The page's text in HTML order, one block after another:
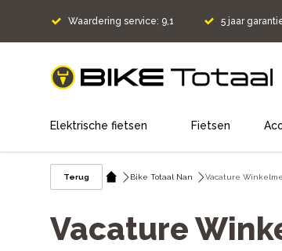
Waardering service: 9,1 5 jaar
home
Elektrische fietsen Fietsen
Terug Bike Totaal Nan Vacature
Vacature